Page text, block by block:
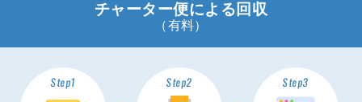
チャーター便による回収
（有料）
Step1 Step2 Step3